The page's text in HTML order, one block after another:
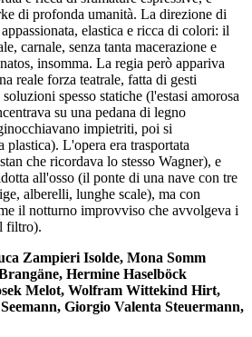
di profonda umanità. La direzione di
elastica e ricca di colori: il
carnale, senza tanta macerazione e
insomma. La regia però appariva
reale forza teatrale, fatta di gesti
spesso statiche (l'estasi amorosa
su una pedana di legno
impietriti, poi si
plastica). L'opera era trasportata
che ricordava lo stesso Wagner), e
all'osso (il ponte di una nave con tre
alberelli, lunghe scale), ma con
il notturno improvviso che avvolgeva i
filtro).
Zampieri Isolde, Mona Somm
Hermine Haselböck
Melot, Wolfram Wittekind Hirt,
Giorgio Valenta Steuermann,